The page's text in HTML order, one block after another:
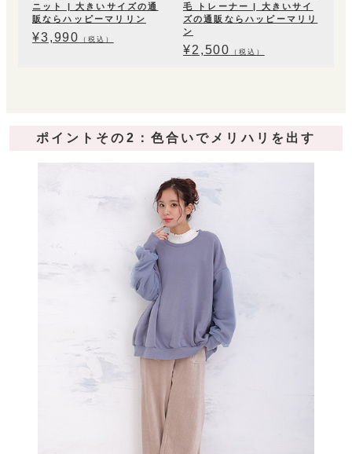
ニット | 大きいサイズの通
販ならハッピーマリリン
¥3,990 （税込）
毛 トレーナー | 大きいサイ
ズの通販ならハッピーマリリ
ン
¥2,500 （税込）
ポイントその2：色合いでメリハリを出す